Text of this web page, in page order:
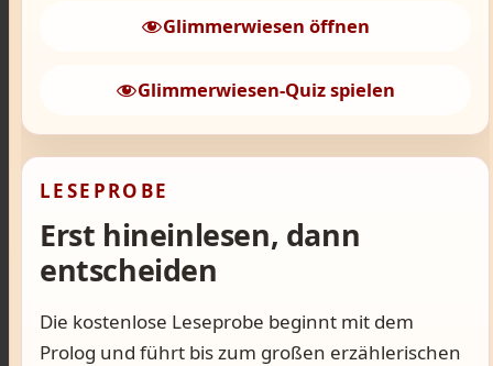
Glimmerwiesen öffnen
Glimmerwiesen-Quiz spielen
LESEPROBE
Erst hineinlesen, dann
entscheiden
Die kostenlose Leseprobe beginnt mit dem
Prolog und führt bis zum großen erzählerischen